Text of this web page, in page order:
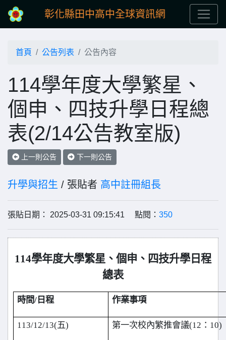
彰化縣田中高中全球資訊網
首頁 公告列表 公告內容
114學年度大學繁星、
個申、四技升學日程總
表(2/14公告教室版)
上一則公告 下一則公告
升學與招生 / 張貼者 高中註冊組長
張貼日期： 2025-03-31 09:15:41 點閱： 350
114學年度大學繁星、個申、四技升學日程
總表
時間/日程 作業事項
113/12/13(五) 第一次校內繁推會議(12：10)